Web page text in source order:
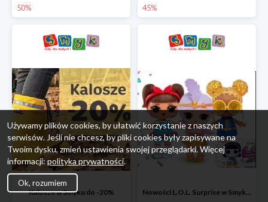
50% 45%
Kalosze w Smyku do -20% Nowości L.O.L. Surprise w Smyku do -45%
Używamy plików cookies, by ułatwić korzystanie z naszych
serwisów. Jeśli nie chcesz, by pliki cookies były zapisywane na
Twoim dysku, zmień ustawienia swojej przeglądarki. Więcej
informacji: polityka prywatności.
Ok, rozumiem